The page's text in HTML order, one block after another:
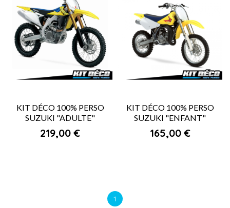
KIT DÉCO 100% PERSO
SUZUKI "ADULTE"
Prix
219,00 €
KIT DÉCO 100% PERSO
SUZUKI "ENFANT"
Prix
165,00 €
1